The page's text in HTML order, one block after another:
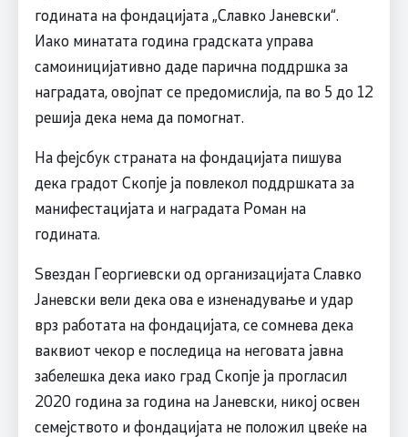
годината на фондацијата „Славко Јаневски“.
Иако минатата година градската управа
самоиницијативно даде парична поддршка за
наградата, овојпат се предомислија, па во 5 до 12
решија дека нема да помогнат.
На фејсбук страната на фондацијата пишува
дека градот Скопје ја повлекол поддршката за
манифестацијата и наградата Роман на
годината.
Sвездан Георгиевски од организацијата Славко
Јаневски вели дека ова е изненадување и удар
врз работата на фондацијата, се сомнева дека
ваквиот чекор е последица на неговата јавна
забелешка дека иако град Скопје ја прогласил
2020 година за година на Јаневски, никој освен
семејството и фондацијата не положил цвеќе на